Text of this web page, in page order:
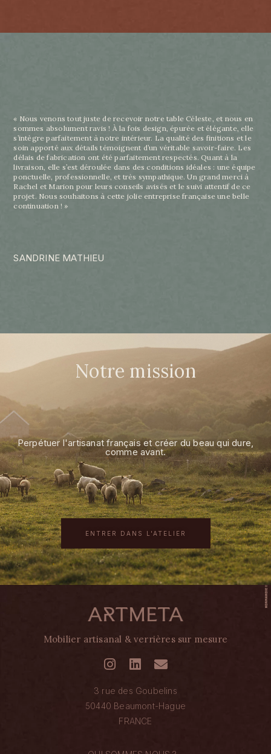
« Nous venons tout juste de recevoir notre table Céleste, et nous en
sommes absolument ravis ! À la fois design, épurée et élégante, elle
s’intègre parfaitement à notre intérieur. La qualité des finitions et le
soin apporté aux détails témoignent d’un véritable savoir-faire. Les
délais de fabrication ont été parfaitement respectés. Quant à la
livraison, elle s’est déroulée dans des conditions idéales : une équipe
ponctuelle, professionnelle, et très sympathique. Un grand merci à
Rachel et Marion pour leurs conseils avisés et le suivi attentif de ce
projet. Nous souhaitons à cette jolie entreprise française une belle
continuation ! »
SANDRINE MATHIEU
Notre mission
Perpétuer l'artisanat français et créer du beau qui dure,
comme avant.
ENTRER DANS L'ATELIER
Mobilier artisanal & verrières sur mesure
3 rue des Goubelins
50440 Beaumont-Hague
FRANCE